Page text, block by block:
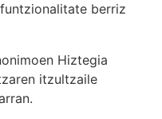
berriz
Hiztegia
itzultzaile